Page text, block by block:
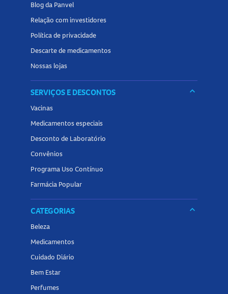
Blog da Panvel
Relação com investidores
Política de privacidade
Descarte de medicamentos
Nossas lojas
SERVIÇOS E DESCONTOS keyboard_arrow_down
Vacinas
Medicamentos especiais
Desconto de Laboratório
Convênios
Programa Uso Contínuo
Farmácia Popular
CATEGORIAS keyboard_arrow_down
Beleza
Medicamentos
Cuidado Diário
Bem Estar
Perfumes